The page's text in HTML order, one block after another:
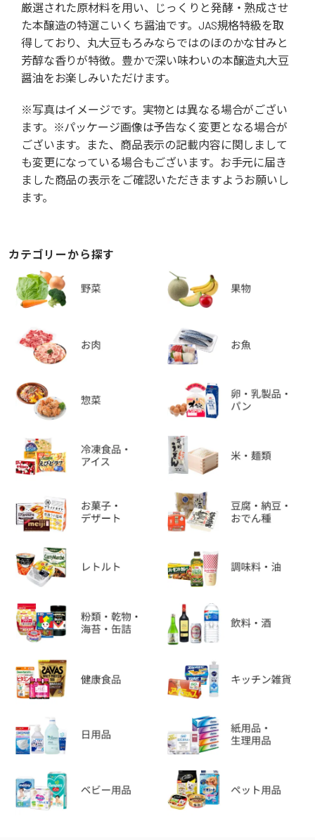
厳選された原材料を用い、じっくりと発酵・熟成させ
た本醸造の特選こいくち醤油です。JAS規格特級を取
得しており、丸大豆もろみならではのほのかな甘みと
芳醇な香りが特徴。豊かで深い味わいの本醸造丸大豆
醤油をお楽しみいただけます。
※写真はイメージです。実物とは異なる場合がござい
ます。※パッケージ画像は予告なく変更となる場合が
ございます。また、商品表示の記載内容に関しまして
も変更になっている場合もございます。お手元に届き
ました商品の表示をご確認いただきますようお願いし
ます。
カテゴリーから探す